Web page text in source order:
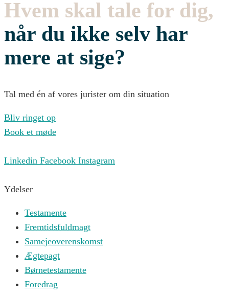
Hvem skal tale for dig,
når du ikke selv har
mere at sige?
Tal med én af vores jurister om din situation
Bliv ringet op
Book et møde
Linkedin Facebook Instagram
Ydelser
Testamente
Fremtidsfuldmagt
Samejeoverenskomst
Ægtepagt
Børnetestamente
Foredrag